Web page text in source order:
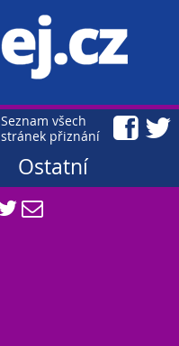
Seznam všech
stránek přiznání
Ostatní